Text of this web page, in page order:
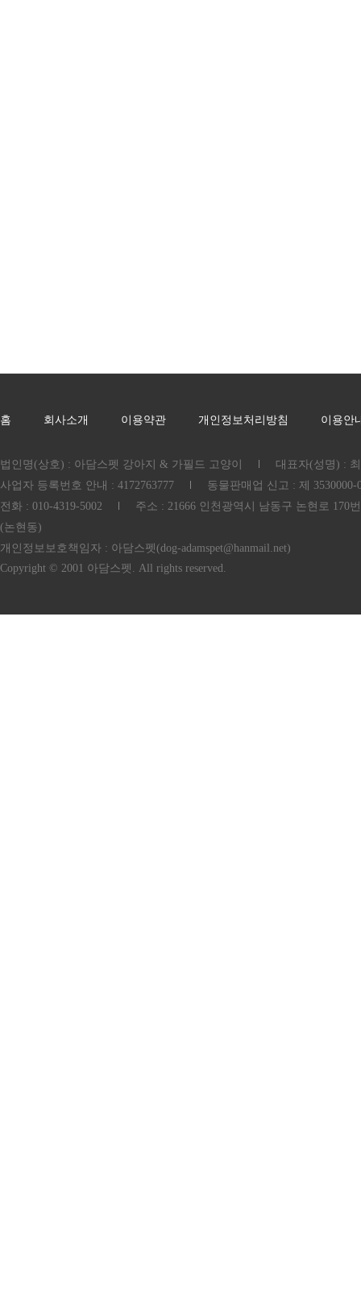
홈 회사소개 이용약관 개인정보처리방침 이용안
법인명(상호) : 아담스펫 강아지 & 가필드 고양이
대표자(성명) :
사업자 등록번호 안내 : 4172763777
동물판매업 신고 : 제 3530000-
전화 : 010-4319-5002
주소 : 21666 인천광역시 남동구 논현로 170
(논현동)
개인정보보호책임자 : 아담스펫(dog-adamspet@hanmail.net)
Copyright © 2001 아담스펫. All rights reserved.